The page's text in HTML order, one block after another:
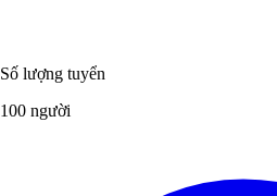
Số lượng tuyển
100 người